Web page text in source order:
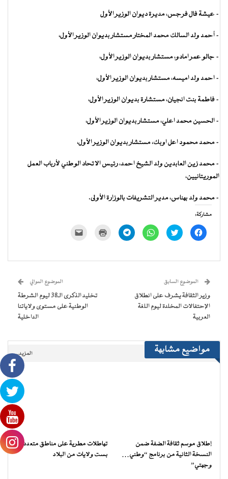
– عيشة فال فرجس، مديرة ديوان الوزير الأول
– أحمد ولد السالك محمد المختار مستشار بديوان الوزير الأول،
– جالو عمر امادو، مستشار بديوان الوزير الأول،
– احمد ولد اميسه، مستشار بديوان الوزير الأول،
– فاطمة بنت انجيان، مستشارة بديوان الوزير الأول،
– الحسين محمد اعلي، مستشار بديوان الوزير الأول،
– محمد محمود اعل اوبك، مستشار بديوان الوزير الأول،
– محمد زين العابدين ولد الشيخ احمد، رئيس الاتحاد الوطني لأرباب العمل
الموريتانيين،
– محمد ولد بهناس، مدير التشريفات بالوزارة الأولى.
مشاركة:
انقر
للمشاركة
في
اضغط
للمشاركة
في
انقر
للمشاركة
في
انقر
للمشاركة
في
للطباعة
جديدة) الإلكتروني
نافذة
جديدة)
الموضوع السابق
وزير الثقافة يشرف على انطلاق
الإحتفالات المخلدة ليوم اللغة
العربية
الموضوع الموالي
تخليد الذكرى الـ38 ليوم الشرطة
الوطنية على مستوى ولاياتنا
الداخلية
مواضيع مشابهة المزيد..
إطلاق موسم ثقافة الضفة ضمن
النسخة الثانية من برنامج “وطني…
وجهتي”
تهاطلات مطرية على مناطق متعددة
بست ولايات من البلاد